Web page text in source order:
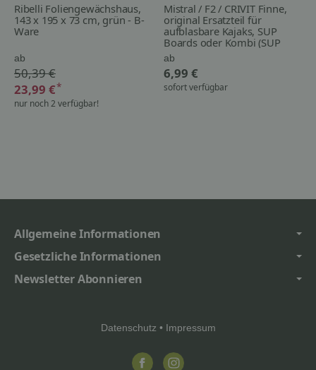
Ribelli Foliengewächshaus,
143 x 195 x 73 cm, grün - B-
Ware
ab
50,39 €
23,99 €*
nur noch 2 verfügbar!
Mistral / F2 / CRIVIT Finne,
original Ersatzteil für
aufblasbare Kajaks, SUP
Boards oder Kombi (SUP
Board + SUP Kajak) - B-Ware
ab
6,99 €
sofort verfügbar
Allgemeine Informationen
Gesetzliche Informationen
Newsletter Abonnieren
Datenschutz • Impressum